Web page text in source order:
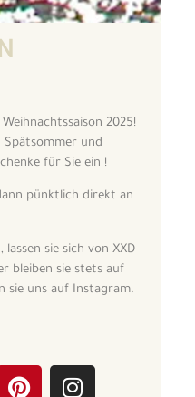
2025!
Spätsommer und
für Sie ein !
pünktlich direkt an
lassen sie sich von XXD
bleiben sie stets auf
sie uns auf Instagram.